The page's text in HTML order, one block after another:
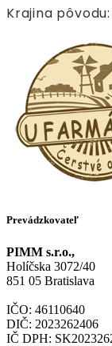
Krajina
Prevádzkovateľ
PIMM s.r.o.,
Holíčska 3072/40
851 05 Bratislava
IČO: 46110640
DIČ: 2023262406
IČ DPH: